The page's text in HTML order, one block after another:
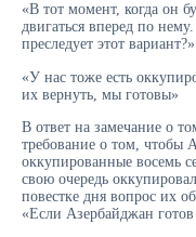
«В тот момент, когда он
двигаться вперед по
преследует этот
«У нас тоже есть
их вернуть, мы готовы»
В ответ на замечание о
требование о том, чтобы
оккупированные восемь
свою очередь
повестке дня вопрос их
«Если Азербайджан